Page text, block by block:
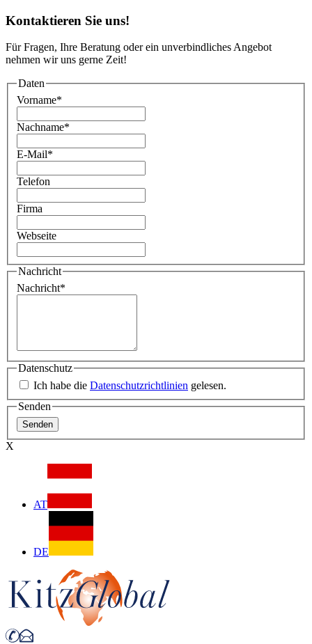
Kontaktieren Sie uns!
Für Fragen, Ihre Beratung oder ein unverbindliches Angebot
nehmen wir uns gerne Zeit!
Daten
Vorname*
Nachname*
E-Mail*
Telefon
Firma
Webseite
Nachricht
Nachricht*
Datenschutz
Ich habe die Datenschutzrichtlinien gelesen.
Senden
X
AT
DE